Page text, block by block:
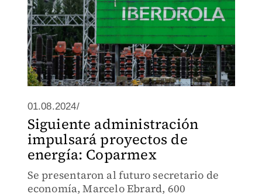
01.08.2024/
Siguiente administración
impulsará proyectos de
energía: Coparmex
Se presentaron al futuro secretario de
economía, Marcelo Ebrard, 600